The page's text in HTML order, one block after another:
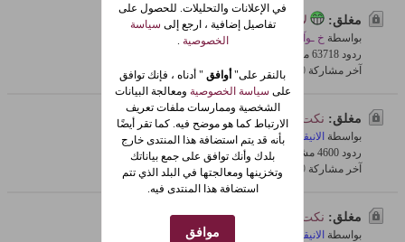
مغلق: لا يفوتكم اللي يوجعه قلبه لايدخل
بواسطة خ ـوآفي
ردود 18
637 مشاهدات
آخر مشاركة 30-Sep-2009, 07:17 AM
مغلق: نكت مصرية
بواسطة الانيقة
ردود 0
460 مشاهدات
0 معجبون
آخر مشاركة 29-Sep-2009, 03:21 PM
مغلق: نكت سعودية واردنية
بواسطة الانيقة
في الإعلانات والتحليلات. للحصول على
تفاصيل إضافية ، ارجع إلى سياسة
الخصوصية
بالنقر على"أوافق " أدناه ، فإنك توافق
على سياسة الخصوصية ومعالجة البيانات
الشخصية وممارسات ملفات تعريف
الارتباط كما هو موضح فيه. كما تقر أيضًا
بأنه قد يتم استضافة هذا المنتدى خارج
بلدك وأنك توافق على جمع بياناتك
وتخزينها ومعالجتها في البلد الذي تتم
استضافة هذا المنتدى فيه.
موافق